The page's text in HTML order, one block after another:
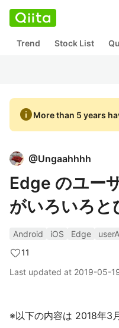
Trend Stock List
infoMore than 5 years
@Ungaahhhh
Edge のユー
がいろいろと
Android iOS Edge
11
Last updated at 2019-05-
※以下の内容は 2018年3